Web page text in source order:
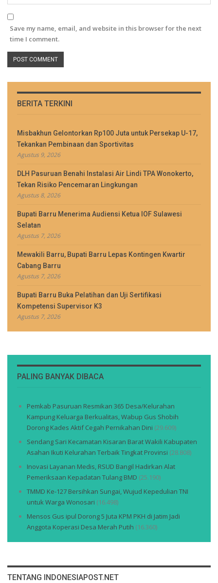
Save my name, email, and website in this browser for the next
time I comment.
BERITA TERKINI
Misbakhun Gelontorkan Rp100 Juta untuk Persekap U-17,
Tekankan Pembinaan dan Sportivitas
Agustus 9, 2026
DLH Pasuruan Benahi Instalasi Air Lindi TPA Wonokerto,
Tekan Risiko Pencemaran Lingkungan
Agustus 8, 2026
Bupati Barru Menerima Audiensi Ketua IOF Sulawesi
Selatan
Agustus 7, 2026
Mewakili Barru, Bupati Barru Lepas Kontingen Kwartir
Cabang Barru
Agustus 7, 2026
Bupati Barru Buka Pelatihan dan Uji Sertifikasi
Kompetensi Supervisor K3
Agustus 7, 2026
PALING BANYAK DIBACA
Pemkab Pasuruan Resmikan 365 Desa/Kelurahan
Kampung Keluarga Berkualitas, Wabup Gus Shobih
Dorong Kades Aktif Cegah Pernikahan Dini (29.609)
Sendang Sari Kecamatan Kisaran Barat Wakili Kabupaten
Asahan Ikuti Kelurahan Terbaik Tingkat Provinsi (28.808)
Inovasi Layanan Medis, RSUD Bangil Hadirkan Alat
Pemeriksaan Kepadatan Tulang BMD (25.190)
TMMD Ke-127 Bersihkan Sungai, Wujud Kepedulian TNI
untuk Warga Wonosari (16.498)
Mensos Gus ipul Dorong 5 Juta KPM PKH di Jatim Jadi
Anggota Koperasi Desa Merah Putih (16.360)
TENTANG INDONESIAPOST.NET